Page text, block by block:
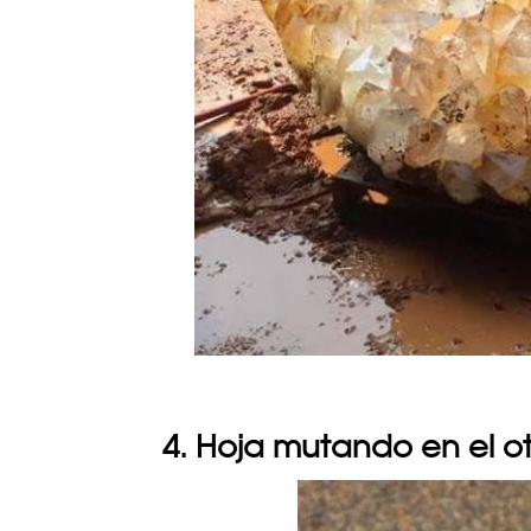
4. Hoja mutando en el